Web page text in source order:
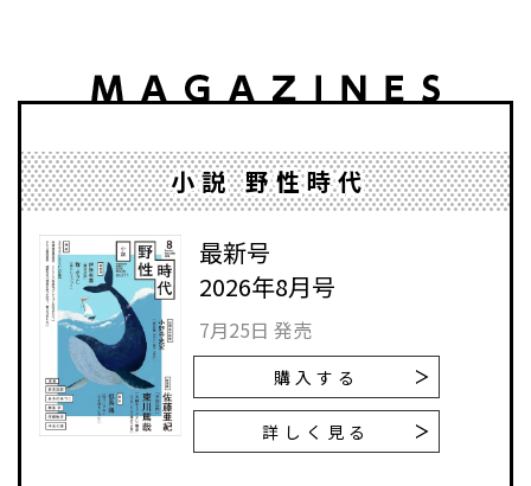
小説 野性時代
最新号
2026年8月号
7月25日 発売
購入する
詳しく見る